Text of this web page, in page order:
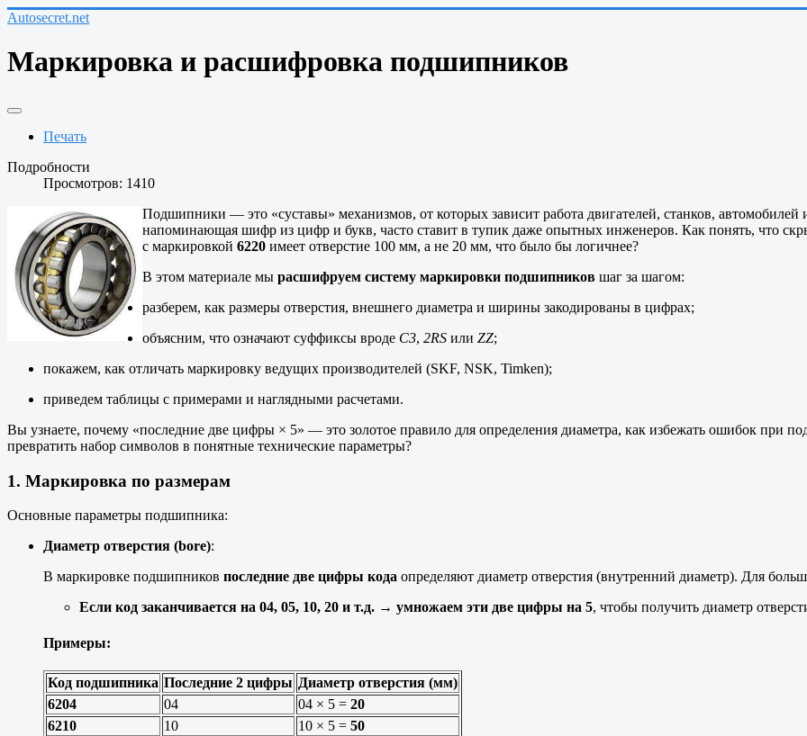
Autosecret.net
Маркировка и расшифровка подшипников
Печать
Подробности
Просмотров: 1410
Подшипники — это «суставы» механизмов, от которых зависит работа двигателей, станков,
напоминающая шифр из цифр и букв, часто ставит в тупик даже опытных инженеров. Как понять, что
с маркировкой 6220 имеет отверстие 100 мм, а не 20 мм, что было бы логичнее?
В этом материале мы расшифруем систему маркировки подшипников шаг за шагом:
разберем, как размеры отверстия, внешнего диаметра и ширины закодированы в цифрах;
объясним, что означают суффиксы вроде C3, 2RS или ZZ;
покажем, как отличать маркировку ведущих производителей (SKF, NSK, Timken);
приведем таблицы с примерами и наглядными расчетами.
Вы узнаете, почему «последние две цифры × 5» — это золотое правило для определения диаметра, как избежать ошибок при
превратить набор символов в понятные технические параметры?
1. Маркировка по размерам
Основные параметры подшипника:
Диаметр отверстия (bore):
В маркировке подшипников последние две цифры кода определяют диаметр отверстия (внутренний диаметр). Для
Если код заканчивается на 04, 05, 10, 20 и т.д. → умножаем эти две цифры на 5, чтобы получить диаметр
Примеры:
Код подшипника Последние 2 цифры Диаметр отверстия (мм)
6204
04 04 × 5 = 20
6210
10 10 × 5 = 50